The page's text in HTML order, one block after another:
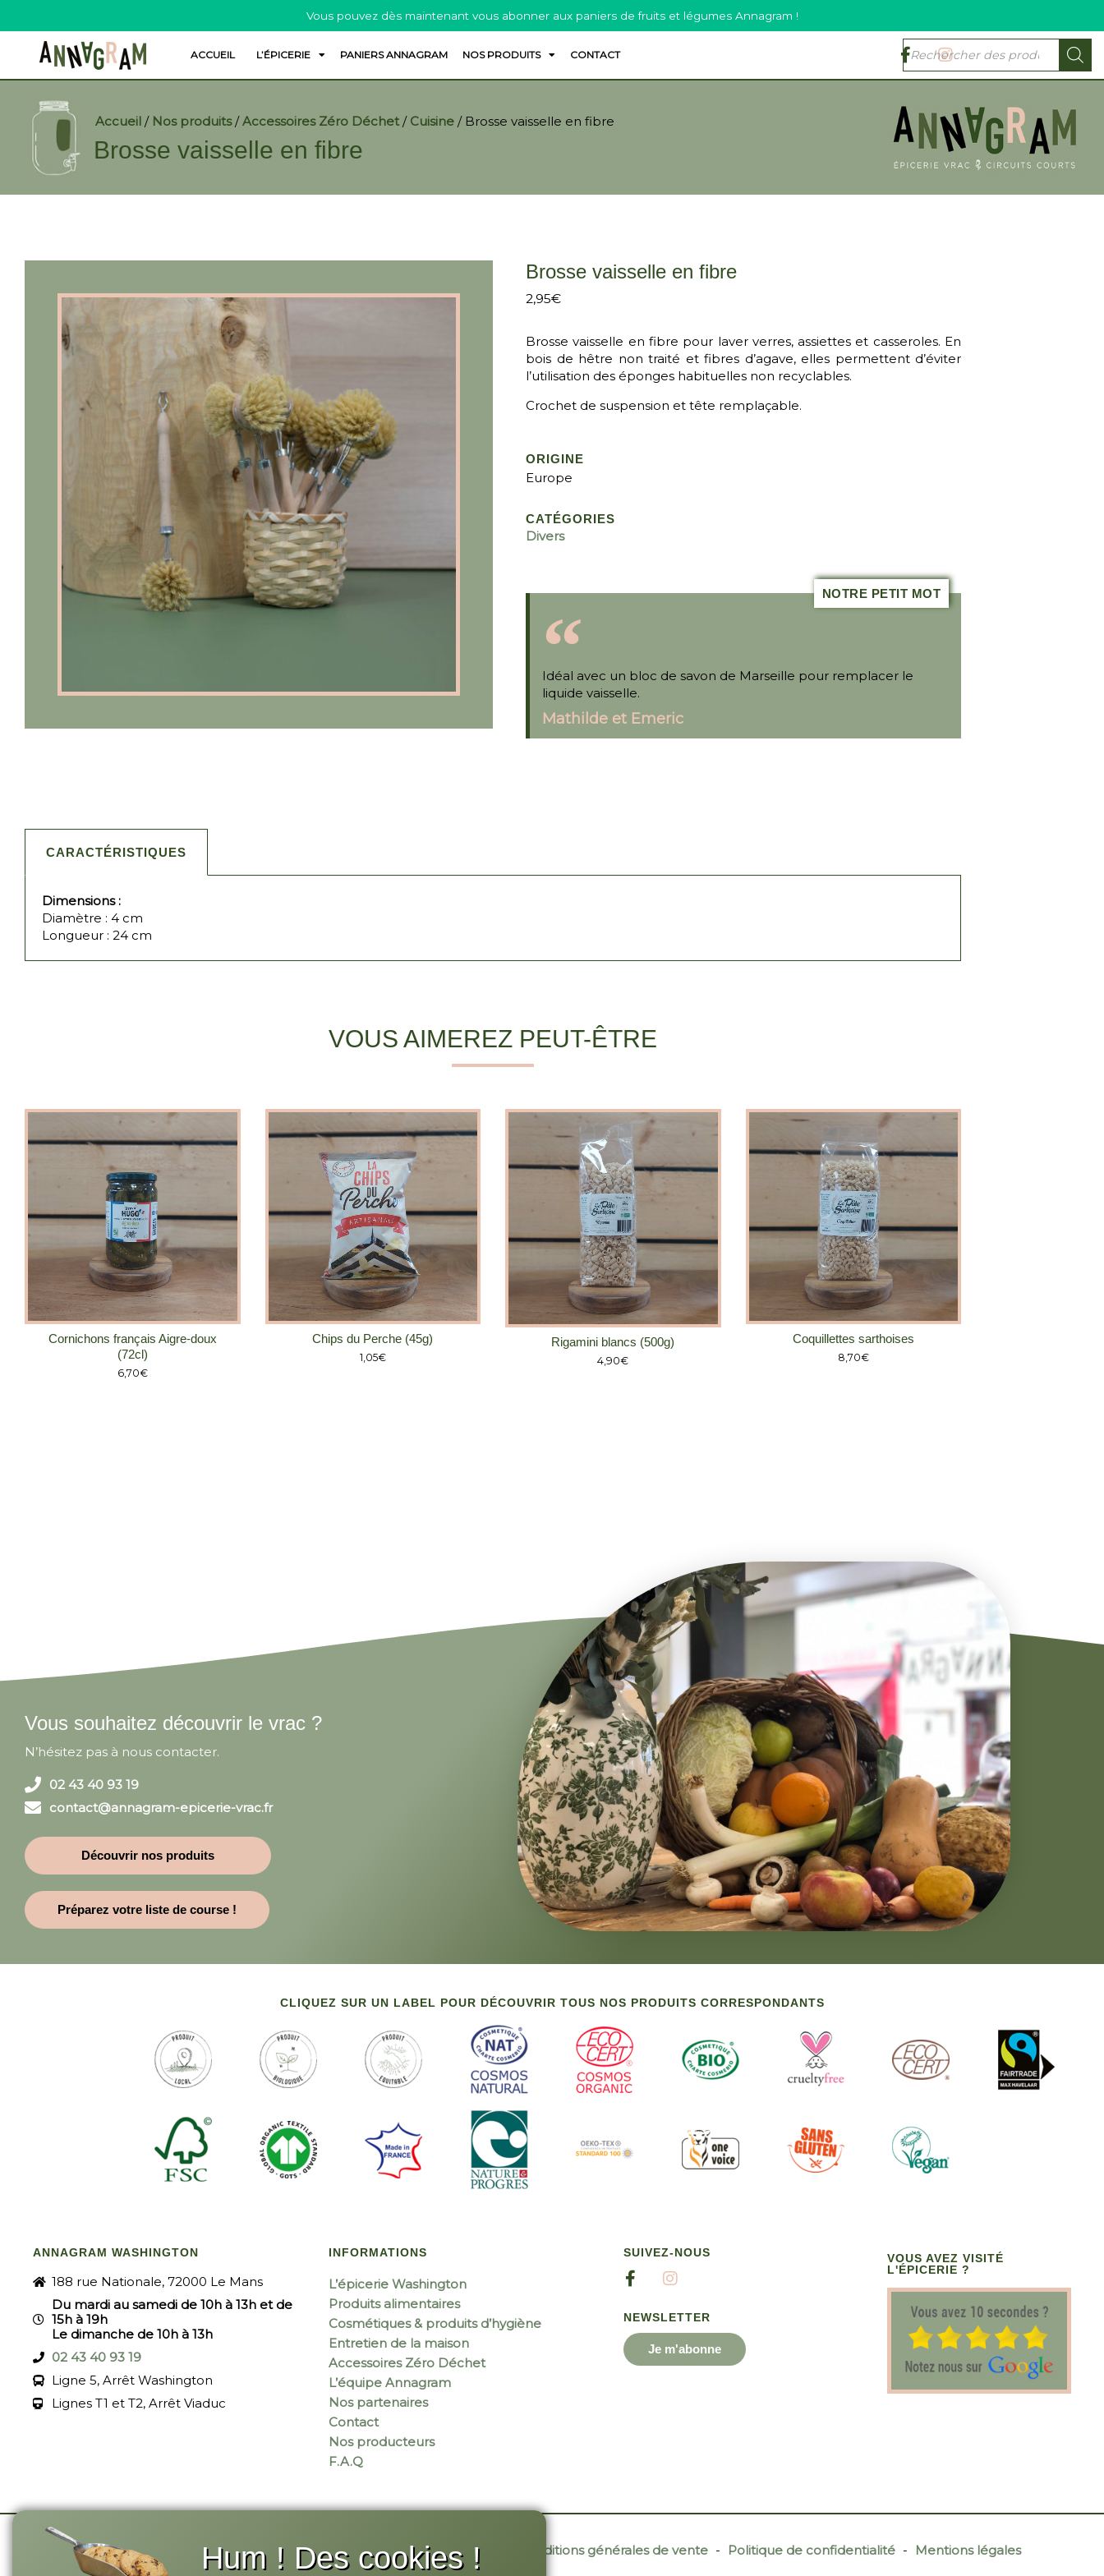
ACCUEIL L’ÉPICERIE PANIERS ANNAGRAM NOS PRODUITS CONTACT
Accueil/ Nos produits/Accessoires Zéro Déchet/ Cuisine/ Brosse vaisselle en fibre
Brosse vaisselle en fibre
Brosse vaisselle en fibre
2,95€
Brosse vaisselle en fibre pour laver verres, assiettes et casseroles. En
bois de hêtre non traité et fibres d’agave, elles permettent d’éviter
l’utilisation des éponges habituelles non recyclables.
Crochet de suspension et tête remplaçable.
ORIGINE
Europe
CATÉGORIES
Divers
Idéal avec un bloc de savon de Marseille pour remplacer le
liquide vaisselle.
Mathilde et Emeric
NOTRE PETIT MOT
CARACTÉRISTIQUES
Dimensions :
Diamètre : 4 cm
Longueur : 24 cm
VOUS AIMEREZ PEUT-ÊTRE
Cornichons français Aigre-doux
(72cl)
6,70€
Chips du Perche (45g)
1,05€
Rigamini blancs (500g)
4,90€
Coquillettes sarthoises
8,70€
Vous souhaitez découvrir le vrac ?
N’hésitez pas à nous contacter.
02 43 40 93 19
contact@annagram-epicerie-vrac.fr
Découvrir nos produits
Préparez votre liste de course !
CLIQUEZ SUR UN LABEL POUR DÉCOUVRIR TOUS NOS PRODUITS CORRESPONDANTS
ANNAGRAM WASHINGTON
188 rue Nationale, 72000 Le Mans
Du mardi au samedi de 10h à 13h et de
15h à 19h
Le dimanche de 10h à 13h
02 43 40 93 19
Ligne 5, Arrêt Washington
Lignes T1 et T2, Arrêt Viaduc
INFORMATIONS
L’épicerie Washington
Produits alimentaires
Cosmétiques & produits d’hygiène
Entretien de la maison
Accessoires Zéro Déchet
L’équipe Annagram
Nos partenaires
Contact
Nos producteurs
F.A.Q
SUIVEZ-NOUS
NEWSLETTER
Je m'abonne
VOUS AVEZ VISITÉ
L'ÉPICERIE ?
© 2026 Annagram - Site réalisé par Monsieur Site Web - Contact Conditions générales de vente - Politique de confidentialité - Mentions légales
Hum ! Des cookies !
Vous pouvez dès maintenant vous abonner aux paniers de fruits et légumes Annagram !